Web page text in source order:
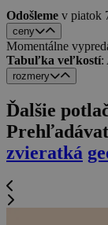
Odošleme v piatok
ceny
Momentálne
Tabuľka veľkostí:
rozmery
Ďalšie
zvieratká